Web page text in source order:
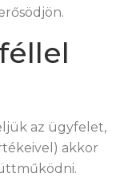
az ügyfelet,
akkor